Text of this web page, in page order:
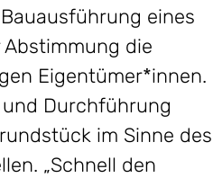
eines
die
Eigentümer*innen.
Durchführung
im Sinne des
„Schnell den